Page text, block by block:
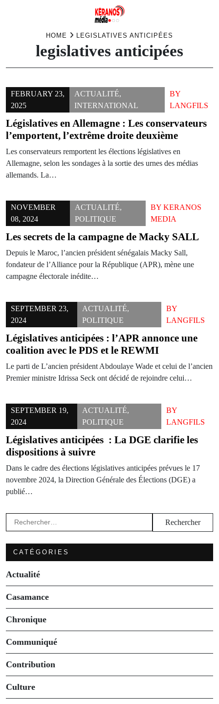
HOME LEGISLATIVES ANTICIPÉES
legislatives anticipées
FEBRUARY 23,
2025
ACTUALITÉ,
INTERNATIONAL
BY
LANGFILS
Législatives en Allemagne : Les conservateurs
l’emportent, l’extrême droite deuxième
Les conservateurs remportent les élections législatives en
Allemagne, selon les sondages à la sortie des urnes des médias
allemands. La…
NOVEMBER
08, 2024
ACTUALITÉ,
POLITIQUE
BYKERANOS
MEDIA
Les secrets de la campagne de Macky SALL
Depuis le Maroc, l’ancien président sénégalais Macky Sall,
fondateur de l’Alliance pour la République (APR), mène une
campagne électorale inédite…
SEPTEMBER 23,
2024
ACTUALITÉ,
POLITIQUE
BY
LANGFILS
Législatives anticipées : l’APR annonce une
coalition avec le PDS et le REWMI
Le parti de L’ancien président Abdoulaye Wade et celui de l’ancien
Premier ministre Idrissa Seck ont décidé de rejoindre celui…
SEPTEMBER 19,
2024
ACTUALITÉ,
POLITIQUE
BY
LANGFILS
Législatives anticipées : La DGE clarifie les
dispositions à suivre
Dans le cadre des élections législatives anticipées prévues le 17
novembre 2024, la Direction Générale des Élections (DGE) a
publié…
Rechercher :
CATÉGORIES
Actualité
Casamance
Chronique
Communiqué
Contribution
Culture